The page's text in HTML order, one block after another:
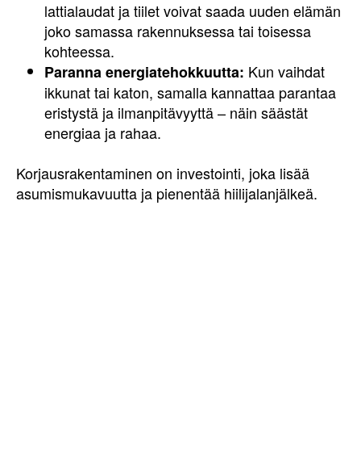
lattialaudat ja tiilet voivat saada uuden elämän
joko samassa rakennuksessa tai toisessa
kohteessa.
Paranna energiatehokkuutta: Kun vaihdat
ikkunat tai katon, samalla kannattaa parantaa
eristystä ja ilmanpitävyyttä – näin säästät
energiaa ja rahaa.
Korjausrakentaminen on investointi, joka lisää
asumismukavuutta ja pienentää hiilijalanjälkeä.